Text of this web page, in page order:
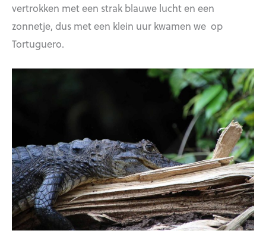
vertrokken met een strak blauwe lucht en een
zonnetje, dus met een klein uur kwamen we op
Tortuguero.